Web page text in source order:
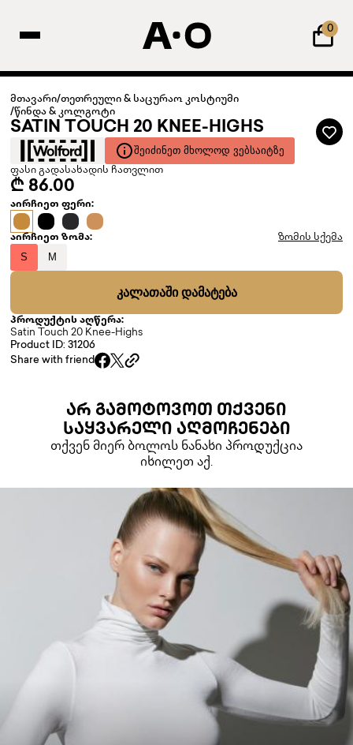
0
მთავარი/თეთრეული & საცურაო კოსტიუმი
/წინდა & კოლგოტი
SATIN TOUCH 20 KNEE-HIGHS
ᲨᲔᲘᲫᲘᲜᲔᲗ ᲛᲮᲝᲚᲝᲓ ᲕᲔᲑᲡᲐᲘᲢᲖᲔ
ფასი გადასახადის ჩათვლით
₾ 86.00
აირჩიეთ ფერი:
აირჩიეთ ზომა: ზომის სქემა
S M
ᲙᲐᲚᲐᲗᲐᲨᲘ ᲓᲐᲛᲐᲢᲔᲑᲐ
პროდუქტის აღწერა:
Satin Touch 20 Knee-Highs
Product ID: 31206
Share with friend
ᲐᲠ ᲒᲐᲛᲝᲢᲝᲕᲝᲗ ᲗᲥᲕᲔᲜᲘ
ᲡᲐᲧᲕᲐᲠᲔᲚᲘ ᲐᲦᲛᲝᲩᲔᲜᲔᲑᲘ
თქვენ მიერ ბოლოს ნანახი პროდუქცია
იხილეთ აქ.